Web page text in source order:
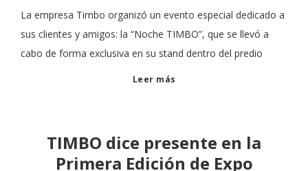
La empresa Timbo organizó un evento especial dedicado a
sus clientes y amigos: la “Noche TIMBO”, que se llevó a
cabo de forma exclusiva en su stand dentro del predio
Leer más
TIMBO dice presente en la
Primera Edición de Expo